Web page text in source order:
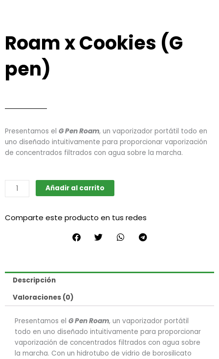
Roam x Cookies (G
pen)
Presentamos el G Pen Roam, un vaporizador portátil todo en
uno diseñado intuitivamente para proporcionar vaporización
de concentrados filtrados con agua sobre la marcha.
Roam
x
(G
Añadir al carrito
Comparte este producto en tus redes
Descripción
Valoraciones (0)
Presentamos el G Pen Roam, un vaporizador portátil
todo en uno diseñado intuitivamente para proporcionar
vaporización de concentrados filtrados con agua sobre
la marcha. Con un hidrotubo de vidrio de borosilicato